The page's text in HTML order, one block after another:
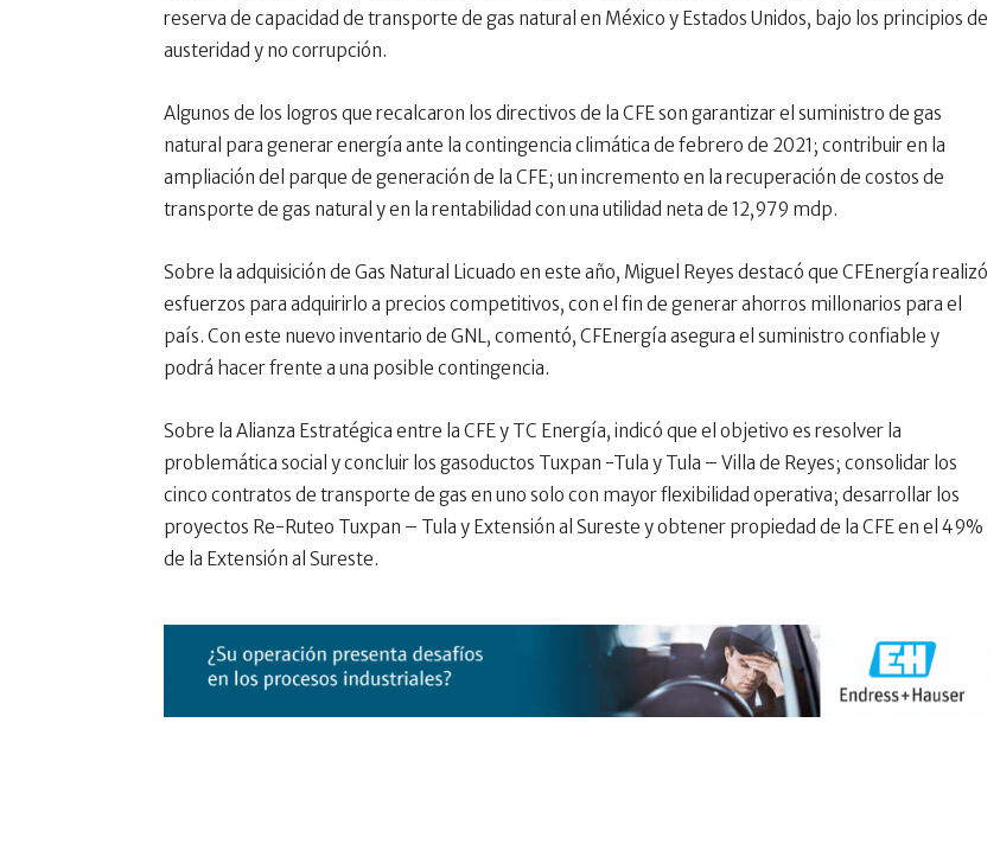
reserva de capacidad de transporte de gas natural en México y Estados Unidos, bajo los principios de
austeridad y no corrupción.
Algunos de los logros que recalcaron los directivos de la CFE son garantizar el suministro de gas
natural para generar energía ante la contingencia climática de febrero de 2021; contribuir en la
ampliación del parque de generación de la CFE; un incremento en la recuperación de costos de
transporte de gas natural y en la rentabilidad con una utilidad neta de 12,979 mdp.
Sobre la adquisición de Gas Natural Licuado en este año, Miguel Reyes destacó que CFEnergía realizó
esfuerzos para adquirirlo a precios competitivos, con el fin de generar ahorros millonarios para el
país. Con este nuevo inventario de GNL, comentó, CFEnergía asegura el suministro confiable y
podrá hacer frente a una posible contingencia.
Sobre la Alianza Estratégica entre la CFE y TC Energía, indicó que el objetivo es resolver la
problemática social y concluir los gasoductos Tuxpan -Tula y Tula – Villa de Reyes; consolidar los
cinco contratos de transporte de gas en uno solo con mayor flexibilidad operativa; desarrollar los
proyectos Re-Ruteo Tuxpan – Tula y Extensión al Sureste y obtener propiedad de la CFE en el 49%
de la Extensión al Sureste.